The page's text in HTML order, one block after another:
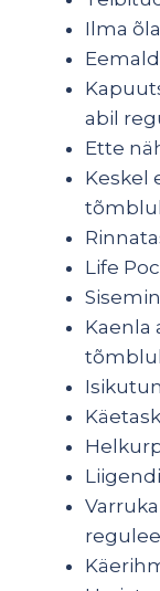
Ilma
abil
Ette
Keskel
Life
Kaenla